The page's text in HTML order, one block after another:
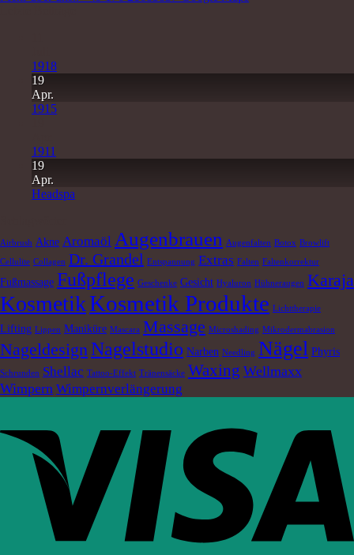
1918
19
Apr.
1915
1911
19
Apr.
Headspa
Airbrush Akne Aromaöl Augenbrauen Augenfalten Botox Browlift
Cellulite Collagen Dr. Grandel Entspannung Extras Falten Faltenkorrektur
Fußmassage Fußpflege Geschenke Gesicht Hyaluron Hühneraugen Karaja
KosmetikKosmetik Produkte Lichttherapie
Lifting Lippen Maniküre Mascara Massage Microshading Mikrodermabrasion
NageldesignNagelstudio Narben Needling Nägel Phyris
Schrunden Shellac Tattoo-Effekt Tränensäcke Waxing Wellmaxx
Wimpern Wimpernverlängerung